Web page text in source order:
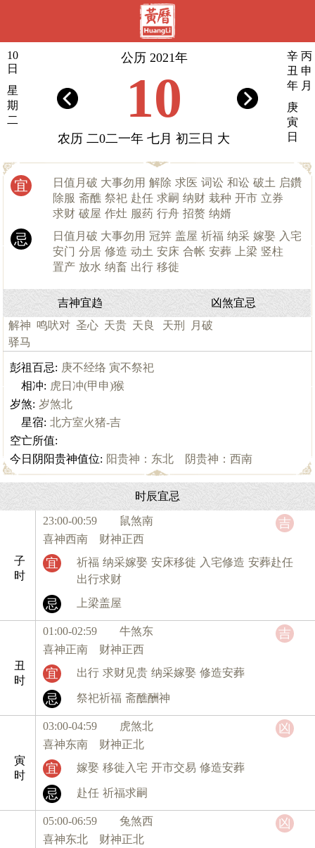
10
日
星
期
二
辛
丑
年
丙
申
月
庚
寅
日
公历 2021年
10
农历 二0二一年 七月 初三日 大
宜 日值月破 大事勿用 解除 求医 词讼 和讼 破土 启鑽
除服 斋醮 祭祀 赴任 求嗣 纳财 栽种 开市 立券
求财 破屋 作灶 服药 行舟 招赘 纳婿
忌 日值月破 大事勿用 冠笄 盖屋 祈福 纳采 嫁娶 入宅
安门 分居 修造 动土 安床 合帐 安葬 上梁 竖柱
置产 放水 纳畜 出行 移徙
吉神宜趋
解神 鸣吠对 圣心 天贵 天良
驿马
凶煞宜忌
天刑
月破
彭祖百忌: 庚不经络 寅不祭祀
相冲: 虎日冲(甲申)猴
岁煞: 岁煞北
星宿: 北方室火猪-吉
空亡所值:
今日阴阳贵神值位: 阳贵神：东北 阴贵神：西南
时辰宜忌
子
时
23:00-00:59 鼠煞南
喜神西南 财神正西
宜 祈福 纳采嫁娶 安床移徙 入宅修造 安葬赴任
出行求财
忌 上梁盖屋
吉
丑
时
01:00-02:59 牛煞东
喜神正南 财神正西
宜 出行 求财见贵 纳采嫁娶 修造安葬
忌 祭祀祈福 斋醮酬神
吉
寅
时
03:00-04:59 虎煞北
喜神东南 财神正北
宜 嫁娶 移徙入宅 开市交易 修造安葬
忌 赴任 祈福求嗣
凶
05:00-06:59 兔煞西
喜神东北 财神正北
凶